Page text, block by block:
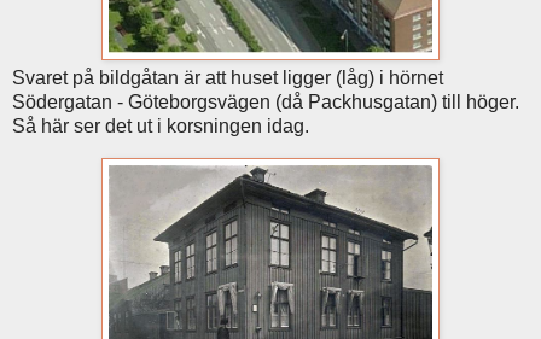
Svaret på bildgåtan är att huset ligger (låg) i hörnet
Södergatan - Göteborgsvägen (då Packhusgatan) till höger.
Så här ser det ut i korsningen idag.